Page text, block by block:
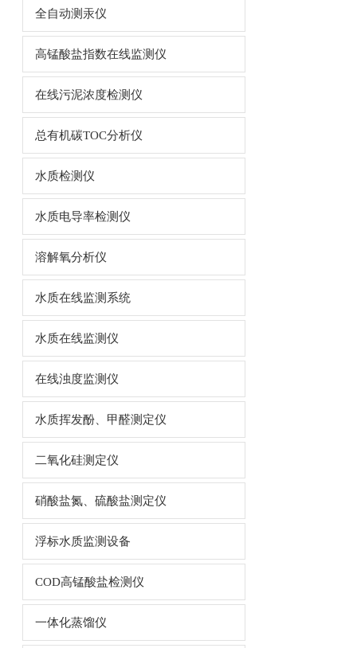
全自动测汞仪
高锰酸盐指数在线监测仪
在线污泥浓度检测仪
总有机碳TOC分析仪
水质检测仪
水质电导率检测仪
溶解氧分析仪
水质在线监测系统
水质在线监测仪
在线浊度监测仪
水质挥发酚、甲醛测定仪
二氧化硅测定仪
硝酸盐氮、硫酸盐测定仪
浮标水质监测设备
COD高锰酸盐检测仪
一体化蒸馏仪